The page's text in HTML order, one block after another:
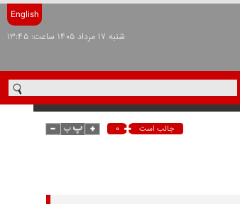
English
شنبه ۱۷ مرداد ۱۴۰۵ ساعت: ۱۳:۴۵
جالب است ۰